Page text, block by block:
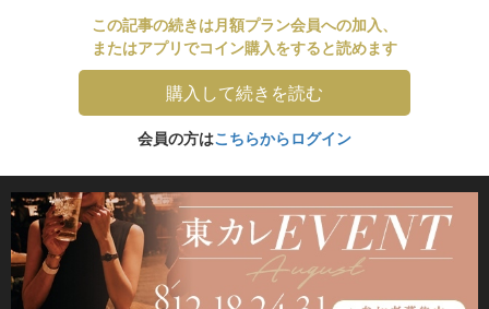
この記事の続きは月額プラン会員への加入、
またはアプリでコイン購入をすると読めます
購入して続きを読む
会員の方はこちらからログイン